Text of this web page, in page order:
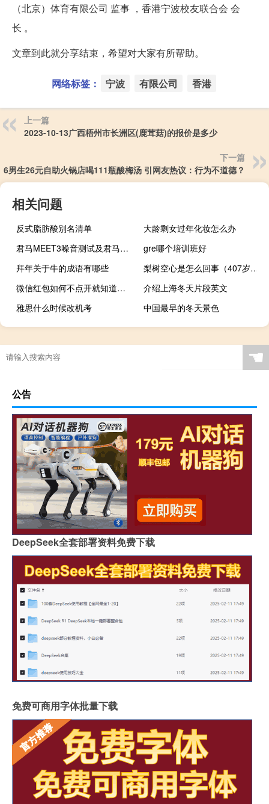
（北京）体育有限公司 监事 ，香港宁波校友联合会 会
长 。
文章到此就分享结束，希望对大家有所帮助。
网络标签： 宁波 有限公司 香港
上一篇
2023-10-13广西梧州市长洲区(鹿茸菇)的报价是多少
下一篇
6男生26元自助火锅店喝111瓶酸梅汤 引网友热议：行为不道德？
相关问题
反式脂肪酸别名清单
大龄剩女过年化妆怎么办
君马MEET3噪音测试及君马MEET3刹车距离
gre哪个培训班好
拜年关于牛的成语有哪些
梨树空心是怎么回事（407岁梨树被烧空心仍能结果）
微信红包如何不点开就知道金额（微信红包不点开怎么知道金额）
介绍上海冬天片段英文
雅思什么时候改机考
中国最早的冬天景色
☚
公告
DeepSeek全套部署资料免费下载
免费可商用字体批量下载